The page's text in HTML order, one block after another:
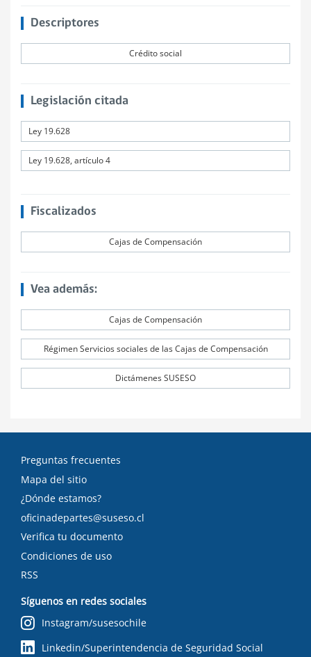
Descriptores
Crédito social
Legislación citada
Ley 19.628
Ley 19.628, artículo 4
Fiscalizados
Cajas de Compensación
Vea además:
Cajas de Compensación
Régimen Servicios sociales de las Cajas de Compensación
Dictámenes SUSESO
Preguntas frecuentes
Mapa del sitio
¿Dónde estamos?
oficinadepartes@suseso.cl
Verifica tu documento
Condiciones de uso
RSS
Síguenos en redes sociales
Instagram/susesochile
Linkedin/Superintendencia de Seguridad Social